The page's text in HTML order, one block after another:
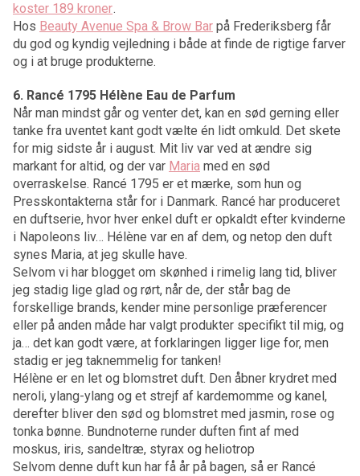
koster 189 kroner.
Hos Beauty Avenue Spa & Brow Bar på Frederiksberg får
du god og kyndig vejledning i både at finde de rigtige farver
og i at bruge produkterne.
6. Rancé 1795 Hélène Eau de Parfum
Når man mindst går og venter det, kan en sød gerning eller
tanke fra uventet kant godt vælte én lidt omkuld. Det skete
for mig sidste år i august. Mit liv var ved at ændre sig
markant for altid, og der var Maria med en sød
overraskelse. Rancé 1795 er et mærke, som hun og
Presskontakterna står for i Danmark. Rancé har produceret
en duftserie, hvor hver enkel duft er opkaldt efter kvinderne
i Napoleons liv… Hélène var en af dem, og netop den duft
synes Maria, at jeg skulle have.
Selvom vi har blogget om skønhed i rimelig lang tid, bliver
jeg stadig lige glad og rørt, når de, der står bag de
forskellige brands, kender mine personlige præferencer
eller på anden måde har valgt produkter specifikt til mig, og
ja… det kan godt være, at forklaringen ligger lige for, men
stadig er jeg taknemmelig for tanken!
Hélène er en let og blomstret duft. Den åbner krydret med
neroli, ylang-ylang og et strejf af kardemomme og kanel,
derefter bliver den sød og blomstret med jasmin, rose og
tonka bønne. Bundnoterne runder duften fint af med
moskus, iris, sandeltræ, styrax og heliotrop
Selvom denne duft kun har få år på bagen, så er Rancé